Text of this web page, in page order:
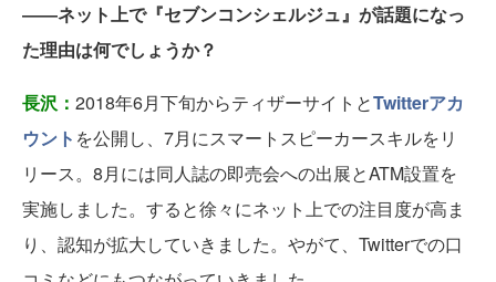
――ネット上で『セブンコンシェルジュ』が話題になっ
た理由は何でしょうか？
長沢： 2018年6月下旬からティザーサイトとTwitterアカ
ウント を公開し、7月にスマートスピーカースキルをリ
リース。8月には同人誌の即売会への出展とATM設置を
実施しました。すると徐々にネット上での注目度が高ま
り、認知が拡大していきました。やがて、Twitterでの口